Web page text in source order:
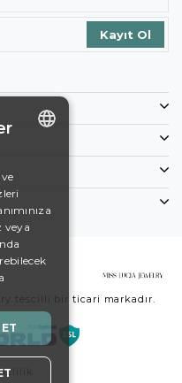
tescilli bir ticari markadır.
veya